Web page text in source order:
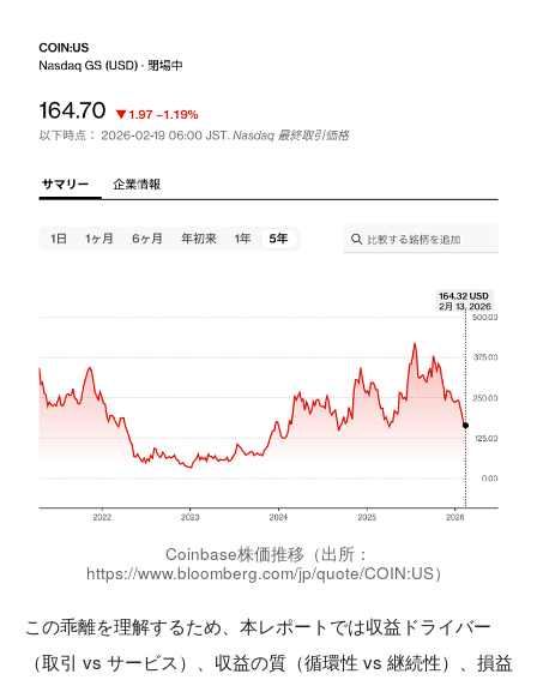
Coinbase株価推移（出所：
https://www.bloomberg.com/jp/quote/COIN:US）
この乖離を理解するため、本レポートでは収益ドライバー
（取引 vs サービス）、収益の質（循環性 vs 継続性）、損益